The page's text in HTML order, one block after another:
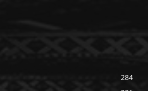
284